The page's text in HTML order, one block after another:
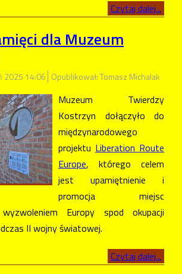
Czytaj dalej...
dla Muzeum
2025 14:06 Opublikował: Tomasz Michalak
Muzeum Twierdzy
Kostrzyn dołączyło do
międzynarodowego
projektu Liberation Route
Europe, którego celem
jest upamiętnienie i
promocja miejsc
Europy spod okupacji
II wojny światowej.
Czytaj dalej...